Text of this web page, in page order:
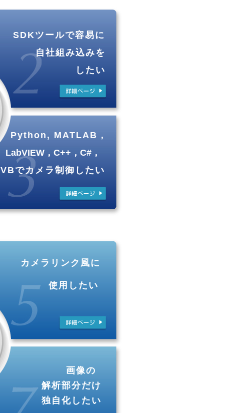
SDKツールで容易に
自社組み込みを
したい
Python, MATLAB，
LabVIEW，C++，C#，
VBでカメラ制御したい
カメラリンク風に
使用したい
画像の
解析部分だけ
独自化したい